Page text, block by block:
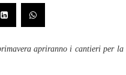
apriranno i cantieri per la